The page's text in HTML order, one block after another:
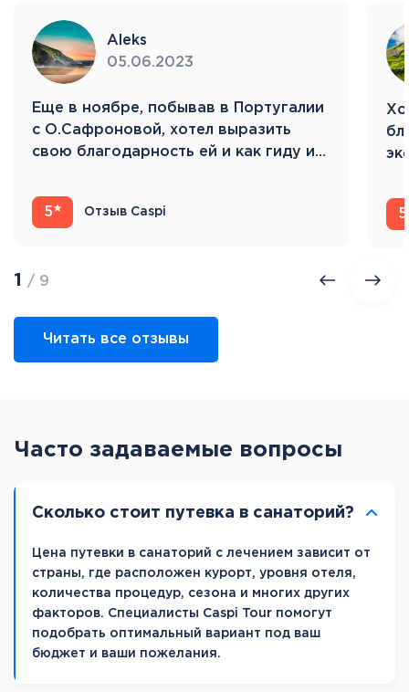
Aleks
05.06.2023
Eще в ноябре, побывав в Португалии
с О.Сафроновой, хотел выразить
свою благодарность ей и как гиду и…
5 Отзыв Caspi 5
1 / 9
Читать все отзывы
Часто задаваемые вопросы
Сколько стоит путевка в санаторий?
Цена путевки в санаторий с лечением зависит от
страны, где расположен курорт, уровня отеля,
количества процедур, сезона и многих других
факторов. Специалисты Caspi Tour помогут
подобрать оптимальный вариант под ваш
бюджет и ваши пожелания.